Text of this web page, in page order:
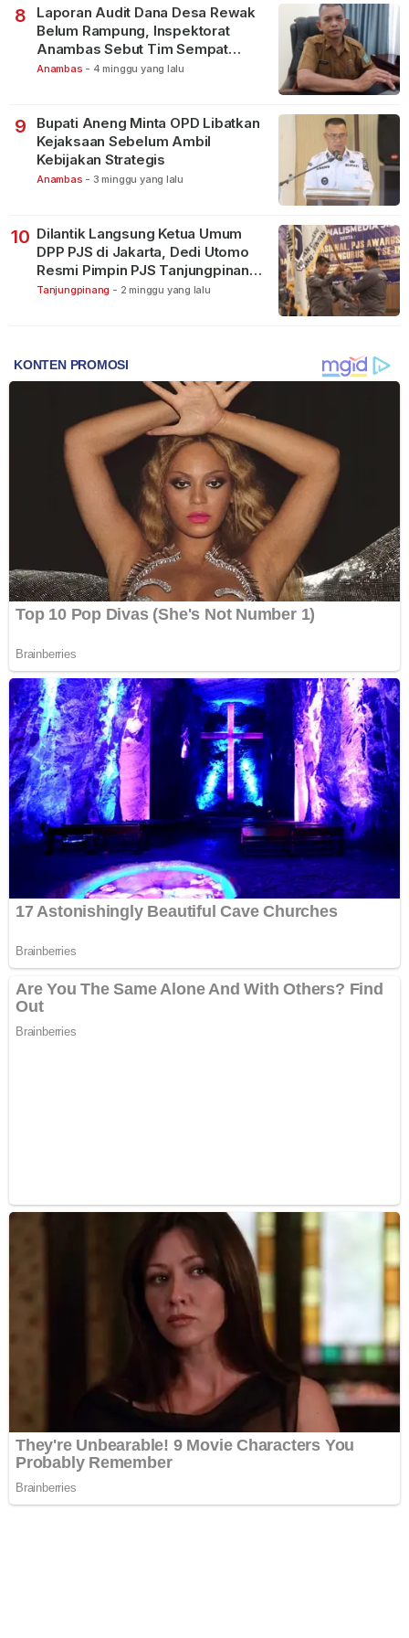
8
Laporan Audit Dana Desa Rewak
Belum Rampung, Inspektorat
Anambas Sebut Tim Sempat
Terbagi Tangani Kasus Lain
Anambas - 4 minggu yang lalu
9
Bupati Aneng Minta OPD Libatkan
Kejaksaan Sebelum Ambil
Kebijakan Strategis
Anambas - 3 minggu yang lalu
10 Dilantik Langsung Ketua Umum
DPP PJS di Jakarta, Dedi Utomo
Resmi Pimpin PJS Tanjungpinang-
Bintan
Tanjungpinang - 2 minggu yang lalu